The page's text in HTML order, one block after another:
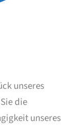
unseres
die
unseres